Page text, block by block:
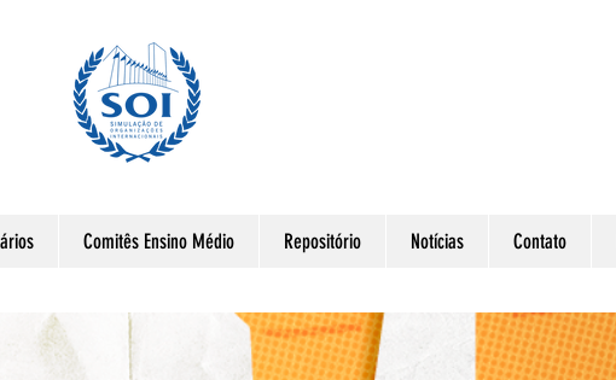
Comitês Ensino Médio Repositório Notícias Contato